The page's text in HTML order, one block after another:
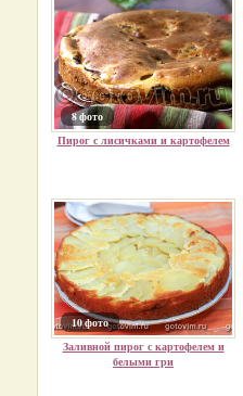
8 фото
Пирог с лисичками и картофелем
10 фото
Заливной пирог с картофелем и
белыми гри